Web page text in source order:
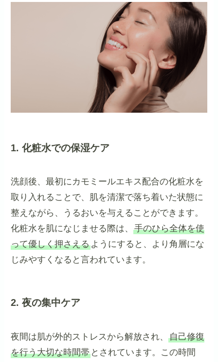
1. 化粧水での保湿ケア
洗顔後、最初にカモミールエキス配合の化粧水を
取り入れることで、肌を清潔で落ち着いた状態に
整えながら、うるおいを与えることができます。
化粧水を肌になじませる際は、手のひら全体を使
って優しく押さえるようにすると、より角層にな
じみやすくなると言われています。
2. 夜の集中ケア
夜間は肌が外的ストレスから解放され、自己修復
を行う大切な時間帯 とされています。この時間